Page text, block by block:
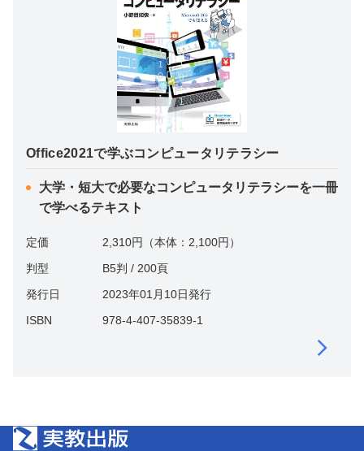
Office2021で学ぶコンピュータリテラシー
大学・短大で必要なコンピュータリテラシーを一冊
で学べるテキスト
定価
2,310円（本体：2,100円）
判型
B5判 / 200頁
発行日
2023年01月10日発行
ISBN
978-4-407-35839-1